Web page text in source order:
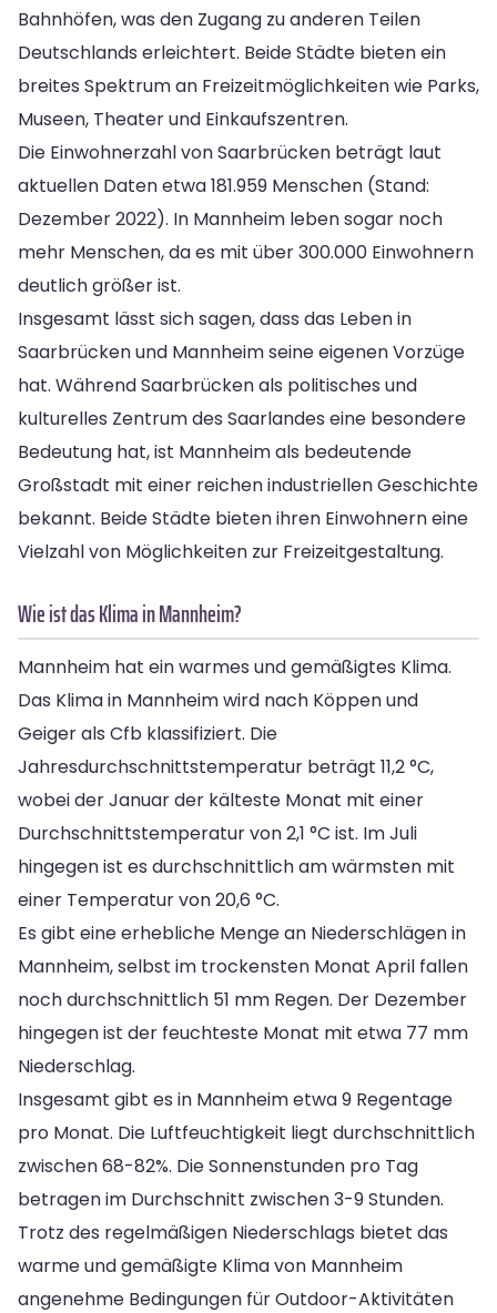
Bahnhöfen, was den Zugang zu anderen Teilen
Deutschlands erleichtert. Beide Städte bieten ein
breites Spektrum an Freizeitmöglichkeiten wie Parks,
Museen, Theater und Einkaufszentren.
Die Einwohnerzahl von Saarbrücken beträgt laut
aktuellen Daten etwa 181.959 Menschen (Stand:
Dezember 2022). In Mannheim leben sogar noch
mehr Menschen, da es mit über 300.000 Einwohnern
deutlich größer ist.
Insgesamt lässt sich sagen, dass das Leben in
Saarbrücken und Mannheim seine eigenen Vorzüge
hat. Während Saarbrücken als politisches und
kulturelles Zentrum des Saarlandes eine besondere
Bedeutung hat, ist Mannheim als bedeutende
Großstadt mit einer reichen industriellen Geschichte
bekannt. Beide Städte bieten ihren Einwohnern eine
Vielzahl von Möglichkeiten zur Freizeitgestaltung.
Wie ist das Klima in Mannheim?
Mannheim hat ein warmes und gemäßigtes Klima.
Das Klima in Mannheim wird nach Köppen und
Geiger als Cfb klassifiziert. Die
Jahresdurchschnittstemperatur beträgt 11,2 °C,
wobei der Januar der kälteste Monat mit einer
Durchschnittstemperatur von 2,1 °C ist. Im Juli
hingegen ist es durchschnittlich am wärmsten mit
einer Temperatur von 20,6 °C.
Es gibt eine erhebliche Menge an Niederschlägen in
Mannheim, selbst im trockensten Monat April fallen
noch durchschnittlich 51 mm Regen. Der Dezember
hingegen ist der feuchteste Monat mit etwa 77 mm
Niederschlag.
Insgesamt gibt es in Mannheim etwa 9 Regentage
pro Monat. Die Luftfeuchtigkeit liegt durchschnittlich
zwischen 68-82%. Die Sonnenstunden pro Tag
betragen im Durchschnitt zwischen 3-9 Stunden.
Trotz des regelmäßigen Niederschlags bietet das
warme und gemäßigte Klima von Mannheim
angenehme Bedingungen für Outdoor-Aktivitäten